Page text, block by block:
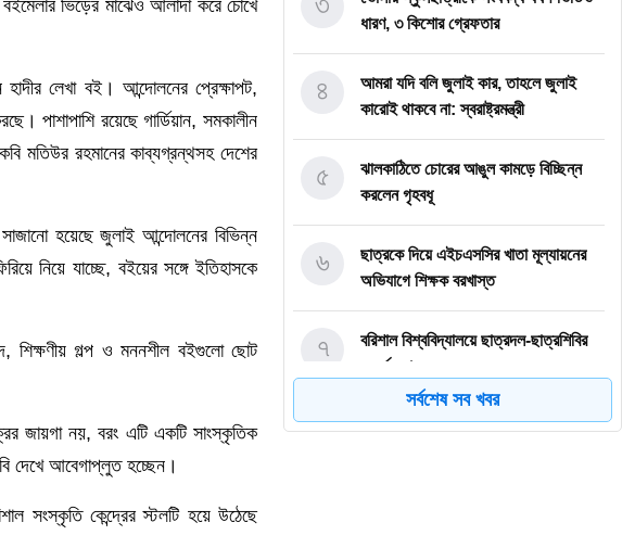
ভিড়ের মাঝেও আলাদা করে চোখে
লেখা বই। আন্দোলনের প্রেক্ষাপট,
পাশাপাশি রয়েছে গার্ডিয়ান, সমকালীন
মতিউর রহমানের কাব্যগ্রন্থসহ দেশের
হয়েছে জুলাই আন্দোলনের বিভিন্ন
নিয়ে যাচ্ছে, বইয়ের সঙ্গে ইতিহাসকে
শিক্ষণীয় গল্প ও মননশীল বইগুলো ছোট
জায়গা নয়, বরং এটি একটি সাংস্কৃতিক
দেখে আবেগাপ্লুত হচ্ছেন।
সংস্কৃতি কেন্দ্রের স্টলটি হয়ে উঠেছে
ধারণ, ৩ কিশোর গ্রেফতার
আমরা যদি বলি জুলাই কার, তাহলে জুলাই
কারোই থাকবে না: স্বরাষ্ট্রমন্ত্রী
৪
ঝালকাঠিতে চোরের আঙুল কামড়ে বিচ্ছিন্ন
করলেন গৃহবধূ
৫
ছাত্রকে দিয়ে এইচএসসির খাতা মূল্যায়নের
অভিযাগে শিক্ষক বরখাস্ত
৬
বরিশাল বিশ্ববিদ্যালয়ে ছাত্রদল-ছাত্রশিবির
সংঘর্ষ, আহত অন্তত ১০
৭
বিএম কলেজে নানা আয়োজনে পালিত হলো
৮
সর্বশেষ সব খবর